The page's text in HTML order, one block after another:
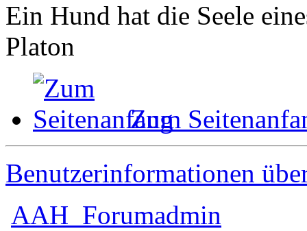
Ein Hund hat die Seele
Platon
Zum
Benutzerinformationen
AAH_Forumadmin